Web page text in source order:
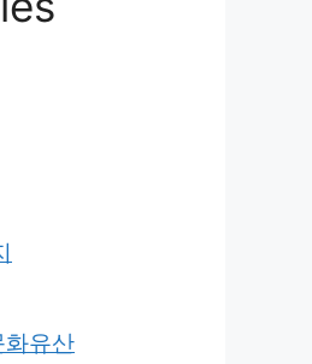
화유산